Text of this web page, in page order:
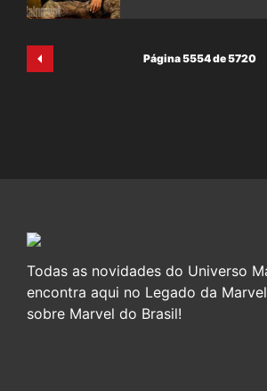
Página 5554 de 5720
Todas as novidades do Universo
encontra aqui no Legado da
sobre Marvel do Brasil!